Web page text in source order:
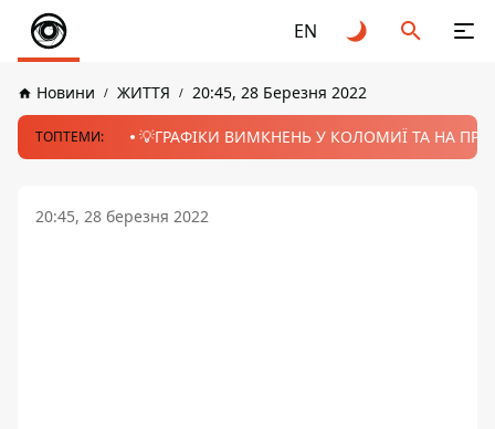
EN
Новини ЖИТТЯ 20:45, 28 Березня 2022
ТОПТЕМИ: 💡ГРАФІКИ ВИМКНЕНЬ У КОЛОМИЇ ТА НА
20:45, 28 березня 2022